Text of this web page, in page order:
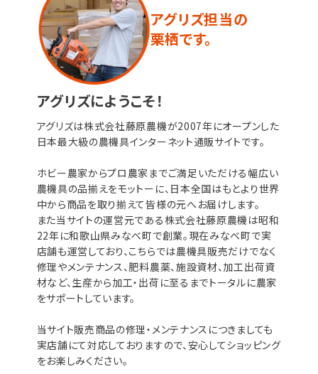
アグリズ担当の
栗栖です。
アグリズにようこそ！
アグリズは株式会社藤原農機が2007年にオープンした
日本最大級の農機具インターネット通販サイトです。
ホビー農家からプロ農家までご満足いただける幅広い
農機具の品揃えをモットーに、日本全国はもとより世界
中から商品を取り揃えて皆様の元へお届けします。
また当サイトの運営元である株式会社藤原農機は昭和
22年に和歌山県みなべ町で創業。現在みなべ町で実
店舗も運営しており、こちらでは農機具販売だけでなく
修理やメンテナンス、肥料農薬、施設資材、加工出荷資
材など、生産から加工・出荷に至るまでトータルに農家
をサポートしています。
当サイト販売商品の修理・メンテナンスにつきましても
実店舗にて対応しておりますので、安心してショッピング
をお楽しみください。